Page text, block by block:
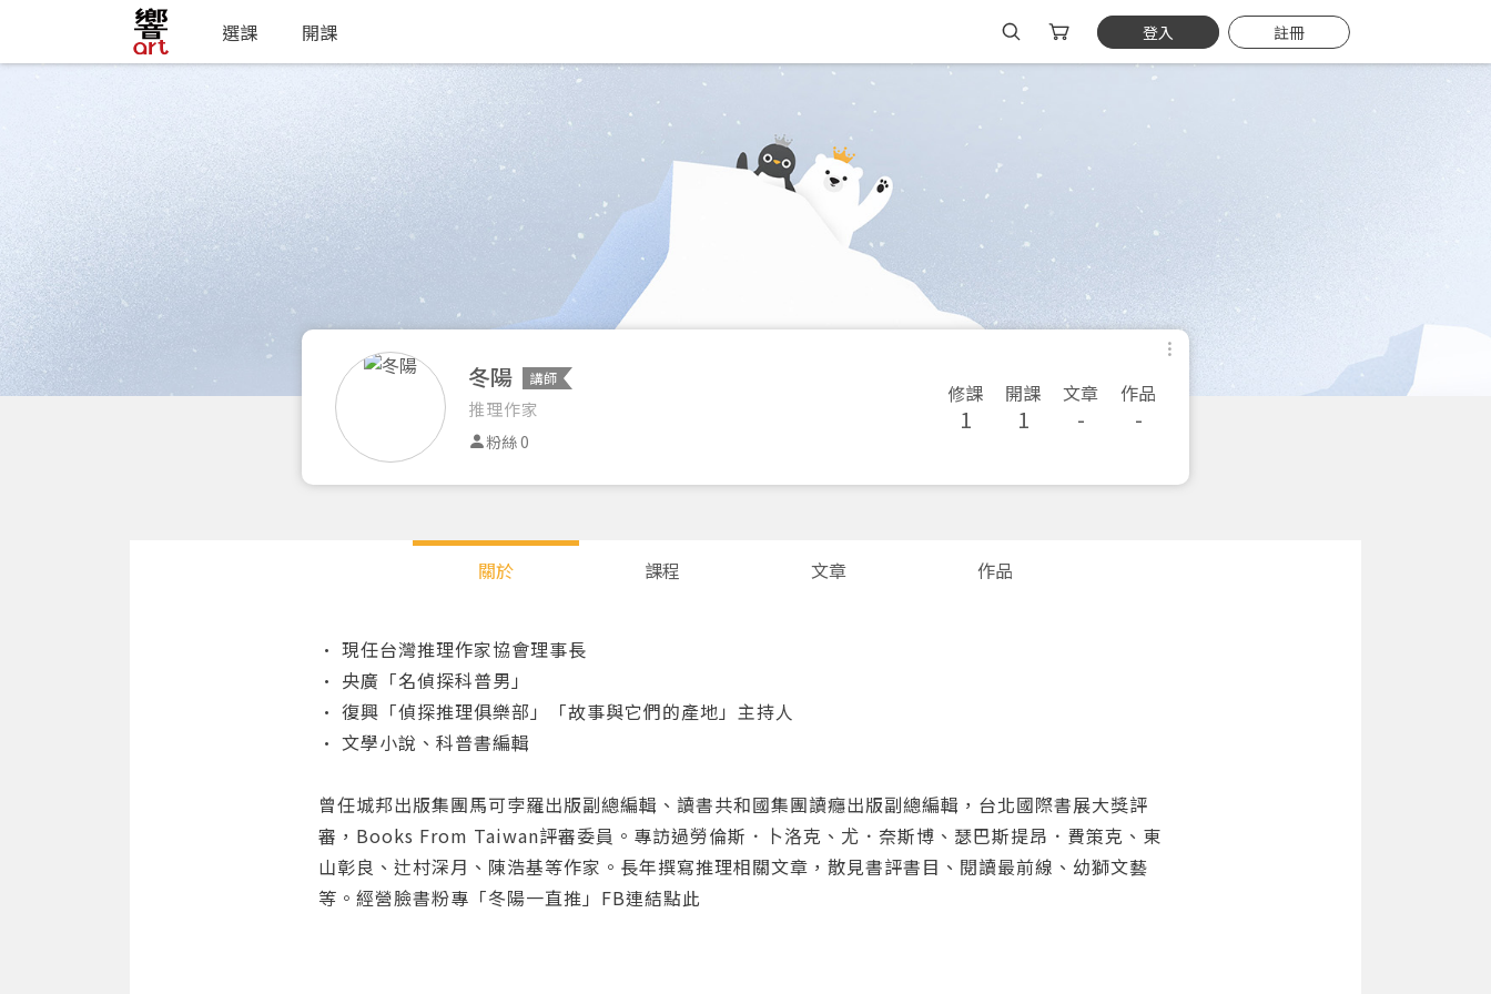
選課 開課 登入 註冊
您將收到一封Email，請依照信件中的指示重新登入。
系統偵測到您的帳號重複登入，
點擊下方「確定」將前一位使用者強制登出。
確定
冬陽 講師
推理作家
粉絲 0
修課
1
開課
1
文章
-
作品
-
關於 課程 文章 作品
• 現任台灣推理作家協會理事長
• 央廣「名偵探科普男」
• 復興「偵探推理俱樂部」「故事與它們的產地」主持人
• 文學小說、科普書編輯
曾任城邦出版集團馬可孛羅出版副總編輯、讀書共和國集團讀癮出版副總編輯，台北國際書展大獎評
審，Books From Taiwan評審委員。專訪過勞倫斯．卜洛克、尤．奈斯博、瑟巴斯提昂．費策克、東
山彰良、辻村深月、陳浩基等作家。長年撰寫推理相關文章，散見書評書目、閱讀最前線、幼獅文藝
等。經營臉書粉專「冬陽一直推」 FB連結點此